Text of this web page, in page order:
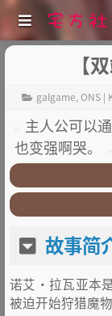
【
galgame,ONS |
主人公可以
也变强啊哭。
1.故事简介
2.其他
2.其他故事简
诺艾·拉瓦亚本
被迫开始狩猎魔物